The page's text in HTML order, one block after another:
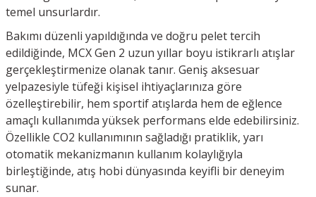
temel unsurlardır.
Bakımı düzenli yapıldığında ve doğru pelet tercih
edildiğinde, MCX Gen 2 uzun yıllar boyu istikrarlı atışlar
gerçekleştirmenize olanak tanır. Geniş aksesuar
yelpazesiyle tüfeği kişisel ihtiyaçlarınıza göre
özelleştirebilir, hem sportif atışlarda hem de eğlence
amaçlı kullanımda yüksek performans elde edebilirsiniz.
Özellikle CO2 kullanımının sağladığı pratiklik, yarı
otomatik mekanizmanın kullanım kolaylığıyla
birleştiğinde, atış hobi dünyasında keyifli bir deneyim
sunar.